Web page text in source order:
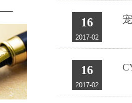
16
2017-02
16
2017-02